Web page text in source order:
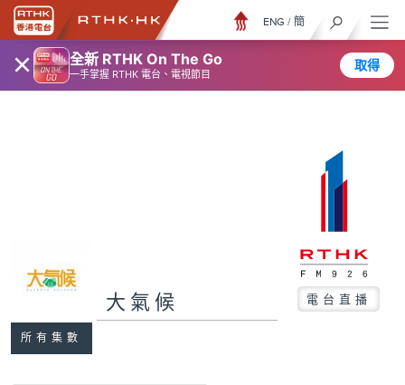
× 全新 RTHK On The Go
一手掌握 RTHK 電台、電視節目
取得
ENG / 簡
所有集數
大氣候 電台直播